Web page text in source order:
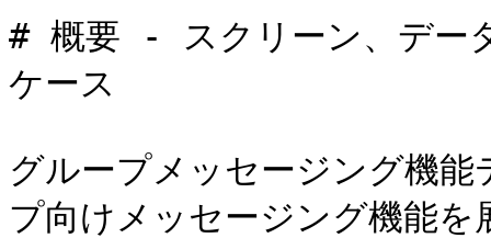
# 概要 - スクリーン、デー
ケース
グループメッセージング機
プ向けメッセージング機能